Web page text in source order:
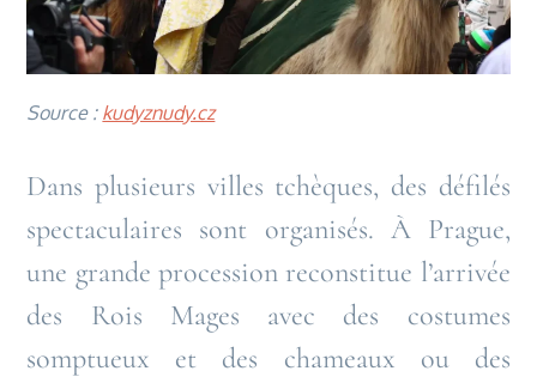
Source : kudyznudy.cz
Dans plusieurs villes tchèques, des défilés
spectaculaires sont organisés. À Prague,
une grande procession reconstitue l’arrivée
des Rois Mages avec des costumes
somptueux et des chameaux ou des